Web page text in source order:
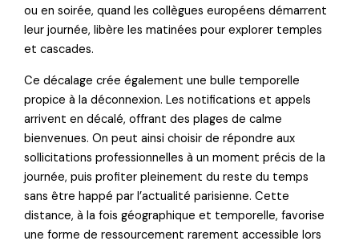
ou en soirée, quand les collègues européens démarrent
leur journée, libère les matinées pour explorer temples
et cascades.
Ce décalage crée également une bulle temporelle
propice à la déconnexion. Les notifications et appels
arrivent en décalé, offrant des plages de calme
bienvenues. On peut ainsi choisir de répondre aux
sollicitations professionnelles à un moment précis de la
journée, puis profiter pleinement du reste du temps
sans être happé par l’actualité parisienne. Cette
distance, à la fois géographique et temporelle, favorise
une forme de ressourcement rarement accessible lors